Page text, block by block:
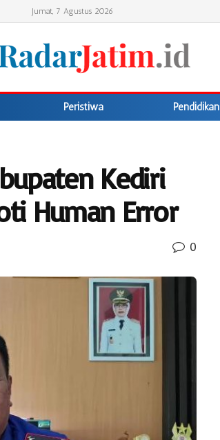
Jumat, 7 Agustus 2026
Peristiwa Pendidikan
Kediri
Human Error
0